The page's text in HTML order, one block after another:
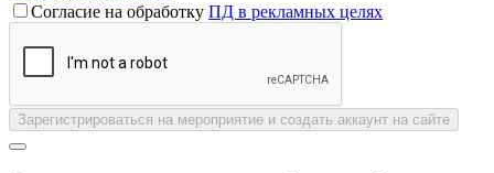
Согласие на обработку ПД в рекламных целях
Зарегистрироваться на мероприятие и создать аккаунт на сайте